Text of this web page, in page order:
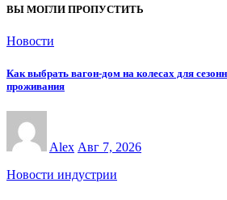
ВЫ МОГЛИ ПРОПУСТИТЬ
Новости
Как выбрать вагон-дом на колесах для
проживания
Alex Авг 7, 2026
Новости индустрии